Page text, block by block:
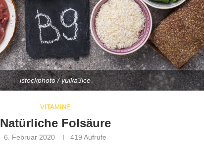
istockphoto / yulka3ice
VITAMINE
Natürliche Folsäure
6. Februar 2020 419 Aufrufe